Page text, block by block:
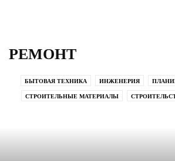
РЕМОНТ
БЫТОВАЯ ТЕХНИКА ИНЖЕНЕРИЯ
СТРОИТЕЛЬНЫЕ МАТЕРИАЛЫ